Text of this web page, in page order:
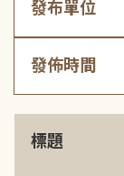
發布單位
發佈時間
標題